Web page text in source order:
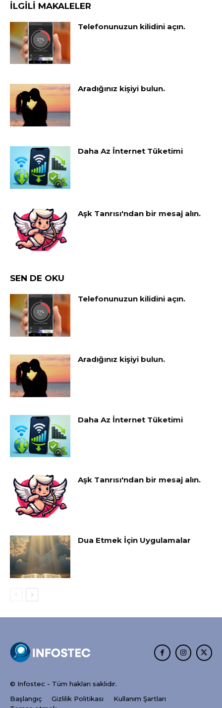
İLGİLİ MAKALELER
Telefonunuzun kilidini açın.
Aradığınız kişiyi bulun.
Daha Az İnternet Tüketimi
Aşk Tanrısı'ndan bir mesaj alın.
SEN DE OKU
Telefonunuzun kilidini açın.
Aradığınız kişiyi bulun.
Daha Az İnternet Tüketimi
Aşk Tanrısı'ndan bir mesaj alın.
Dua Etmek İçin Uygulamalar
© Infostec - Tüm hakları saklıdır.
Başlangıç
Gizlilik Politikası
Kullanım Şartları